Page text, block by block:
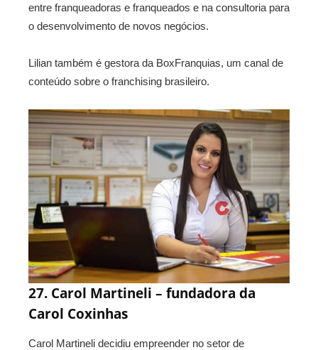
entre franqueadoras e franqueados e na consultoria para
o desenvolvimento de novos negócios.
Lilian também é gestora da BoxFranquias, um canal de
conteúdo sobre o franchising brasileiro.
27. Carol Martineli – fundadora da
Carol Coxinhas
Carol Martineli decidiu empreender no setor de